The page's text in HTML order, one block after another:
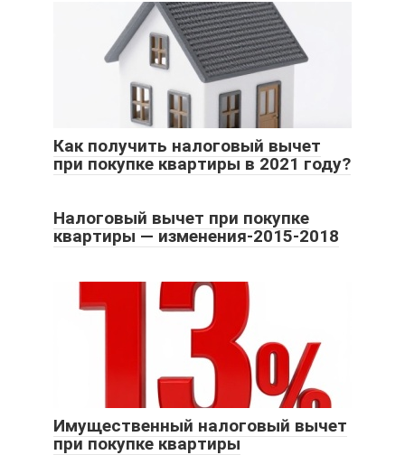
Как получить налоговый вычет
при покупке квартиры в 2021 году?
Налоговый вычет при покупке
квартиры — изменения-2015-2018
Имущественный налоговый вычет
при покупке квартиры